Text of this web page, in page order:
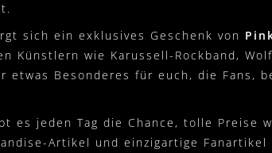
sich ein exklusives Geschenk von
Künstlern wie Karussell-Rockband,
etwas Besonderes für euch, die Fans,
es jeden Tag die Chance, tolle Preise
Artikel und einzigartige Fanartikel